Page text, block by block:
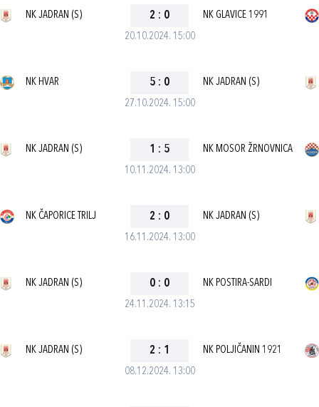
20.10.2024. 15:00
NK JADRAN (S) 2 : 0 NK GLAVICE 1991
27.10.2024. 15:00
NK HVAR 5 : 0 NK JADRAN (S)
10.11.2024. 13:00
NK JADRAN (S) 1 : 5 NK MOSOR ŽRNOVNICA
16.11.2024. 13:00
NK ČAPORICE TRILJ 2 : 0 NK JADRAN (S)
24.11.2024. 13:15
NK JADRAN (S) 0 : 0 NK POSTIRA-SARDI
08.12.2024. 13:00
NK JADRAN (S) 2 : 1 NK POLJIČANIN 1921